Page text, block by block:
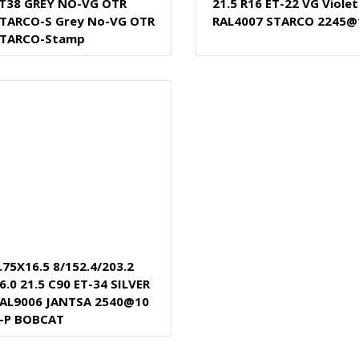
GREY NO-VG OTR
S Grey No-VG OTR
Stamp
21.5 R16 ET-22 VG Violet
RAL4007 STARCO
8/152.4/203.2
21.5 C90 ET-34 SILVER
JANTSA 2540@10
P BOBCAT